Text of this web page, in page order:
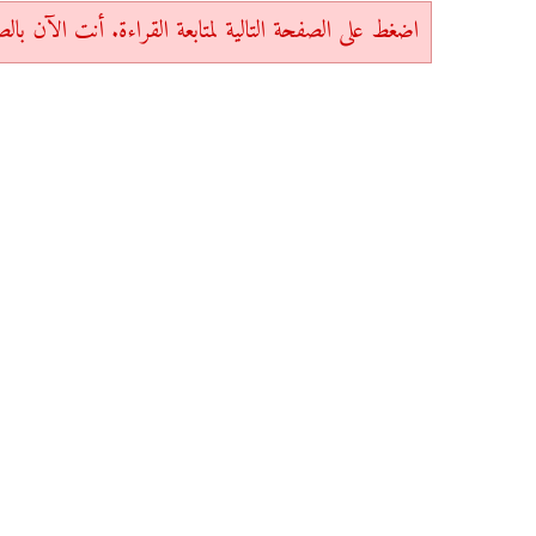
اضغط على الصفحة التالية لمتابعة القراءة. أنت الآن بالصفحة